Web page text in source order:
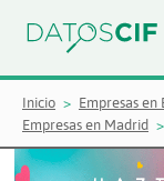
Inicio Empresas en
Empresas en Madrid